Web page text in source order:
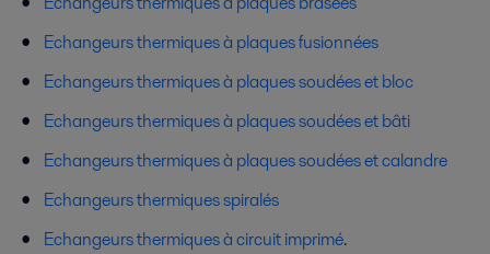
Echangeurs thermiques à plaques fusionnées
Echangeurs thermiques à plaques soudées et bloc
Echangeurs thermiques à plaques soudées et bâti
Echangeurs thermiques à plaques soudées et calandre
Echangeurs thermiques spiralés
Echangeurs thermiques à circuit imprimé.